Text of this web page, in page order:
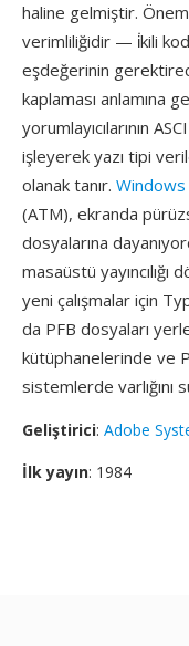
haline gelmiştir.
verimliliğidir — i̇kili
eşdeğerinin
kaplaması anlamına
yorumlayıcılarının
işleyerek yazı tipi
olanak tanır. Windows
(ATM), ekranda
dosyalarına
masaüstü
yeni çalışmalar için
da PFB dosyaları
kütüphanelerinde ve
sistemlerde varlığını
Geliştirici: Adobe
İlk yayın: 1984